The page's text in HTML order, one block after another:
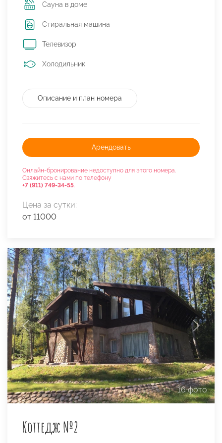
Сауна в доме
Стиральная машина
Телевизор
Холодильник
Описание и план номера
Арендовать
Онлайн-бронирование недоступно для этого номера.
Свяжитесь с нами по телефону
+7 (911) 749-34-55.
Цена за сутки:
от 11000
16 фото
Коттедж №2